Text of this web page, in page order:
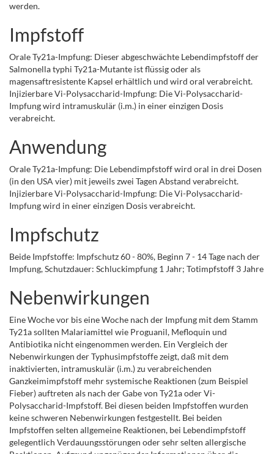
werden.
Impfstoff
Orale Ty21a-Impfung: Dieser abgeschwächte Lebendimpfstoff der
Salmonella typhi Ty21a-Mutante ist flüssig oder als
magensaftresistente Kapsel erhältlich und wird oral verabreicht.
Injizierbare Vi-Polysaccharid-Impfung: Die Vi-Polysaccharid-
Impfung wird intramuskulär (i.m.) in einer einzigen Dosis
verabreicht.
Anwendung
Orale Ty21a-Impfung: Die Lebendimpfstoff wird oral in drei Dosen
(in den USA vier) mit jeweils zwei Tagen Abstand verabreicht.
Injizierbare Vi-Polysaccharid-Impfung: Die Vi-Polysaccharid-
Impfung wird in einer einzigen Dosis verabreicht.
Impfschutz
Beide Impfstoffe: Impfschutz 60 - 80%, Beginn 7 - 14 Tage nach der
Impfung, Schutzdauer: Schluckimpfung 1 Jahr; Totimpfstoff 3 Jahre
Nebenwirkungen
Eine Woche vor bis eine Woche nach der Impfung mit dem Stamm
Ty21a sollten Malariamittel wie Proguanil, Mefloquin und
Antibiotika nicht eingenommen werden. Ein Vergleich der
Nebenwirkungen der Typhusimpfstoffe zeigt, daß mit dem
inaktivierten, intramuskulär (i.m.) zu verabreichenden
Ganzkeimimpfstoff mehr systemische Reaktionen (zum Beispiel
Fieber) auftreten als nach der Gabe von Ty21a oder Vi-
Polysaccharid-Impfstoff. Bei diesen beiden Impfstoffen wurden
keine schweren Nebenwirkungen festgestellt. Bei beiden
Impfstoffen selten allgemeine Reaktionen, bei Lebendimpfstoff
gelegentlich Verdauungsstörungen oder sehr selten allergische